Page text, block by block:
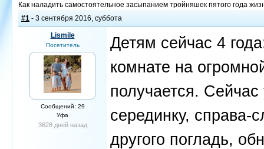
Как наладить самостоятельное засыпанием тройняшек пятого года
#1 - 3 сентября 2016, суббота
Lismile
Посетитель
Сообщений: 29
Уфа
3628 дней назад
Детям сейчас 4
комнате на
получается.
серединку,
другого погладь,